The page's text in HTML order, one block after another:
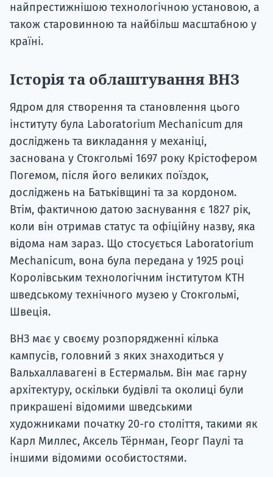
найпрестижнішою технологічною установою, а
також старовинною та найбільш масштабною у
країні.
Історія та облаштування ВНЗ
Ядром для створення та становлення цього
інституту була Laboratorium Mechanicum для
досліджень та викладання у механіці,
заснована у Стокгольмі 1697 року Крістофером
Погемом, після його великих поїздок,
досліджень на Батьківщині та за кордоном.
Втім, фактичною датою заснування є 1827 рік,
коли він отримав статус та офіційну назву, яка
відома нам зараз. Що стосується Laboratorium
Mechanicum, вона була передана у 1925 році
Королівським технологічним інститутом KTH
шведському технічного музею у Стокгольмі,
Швеція.
ВНЗ має у своєму розпорядженні кілька
кампусів, головний з яких знаходиться у
Вальхаллавагені в Естермальм. Він має гарну
архітектуру, оскільки будівлі та околиці були
прикрашені відомими шведськими
художниками початку 20-го століття, такими як
Карл Миллес, Аксель Тёрнман, Георг Паулі та
іншими відомими особистостями.